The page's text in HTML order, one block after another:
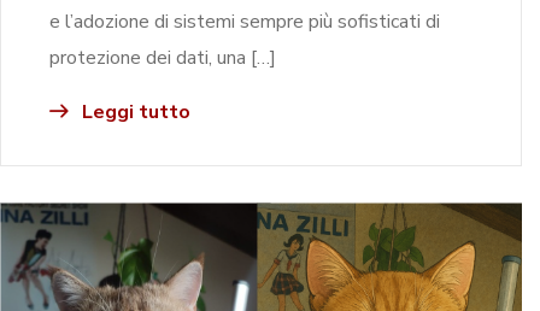
e l’adozione di sistemi sempre più sofisticati di
protezione dei dati, una […]
Leggi tutto